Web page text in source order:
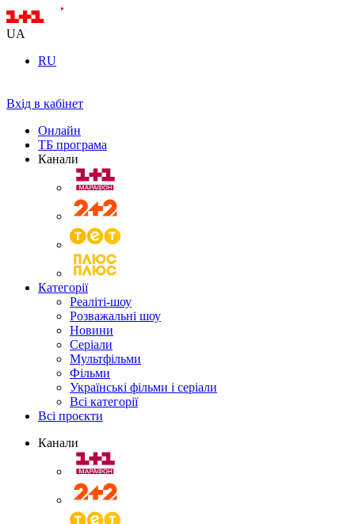
UA
RU
Вхід в кабінет
Онлайн
ТБ програма
Канали
Категорії
Реаліті-шоу
Розважальні шоу
Новини
Серіали
Мультфільми
Фільми
Українські фільми і серіали
Всі категорії
Всі проєкти
Канали